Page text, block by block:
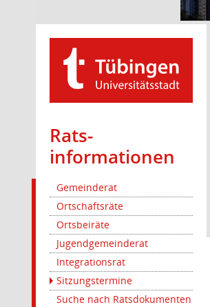
Rats­
informationen
Gemeinderat
Ortschaftsräte
Ortsbeiräte
Jugendgemeinderat
Integrationsrat
Sitzungstermine
Suche nach Ratsdokumenten